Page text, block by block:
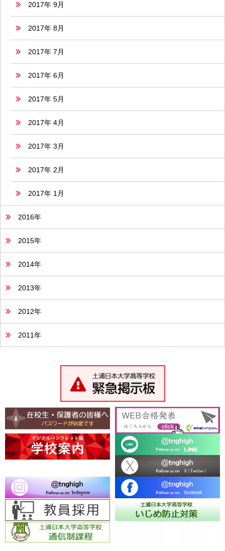
2017年 9月
2017年 8月
2017年 7月
2017年 6月
2017年 5月
2017年 4月
2017年 3月
2017年 2月
2017年 1月
2016年
2015年
2014年
2013年
2012年
2011年